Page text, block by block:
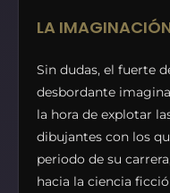
LA
Sin dudas, el fuerte
desbordante
la hora de explotar
dibujantes con los
periodo de su
hacia la ciencia